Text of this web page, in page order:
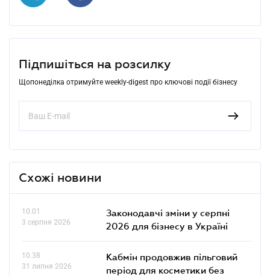
Підпишіться на розсилку
Щопонеділка отримуйте weekly-digest про ключові події бізнесу
Схожі новини
10.01
3 серпня 2026
Законодавчі зміни у серпні
2026 для бізнесу в Україні
10.38
31 липня 2026
Кабмін продовжив пільговий
період для косметики без